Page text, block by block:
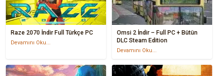
Raze 2070 İndir Full Türkçe PC
Devamını Oku...
Omsi 2 İndir – Full PC + Bütün
DLC Steam Edition
Devamını Oku...